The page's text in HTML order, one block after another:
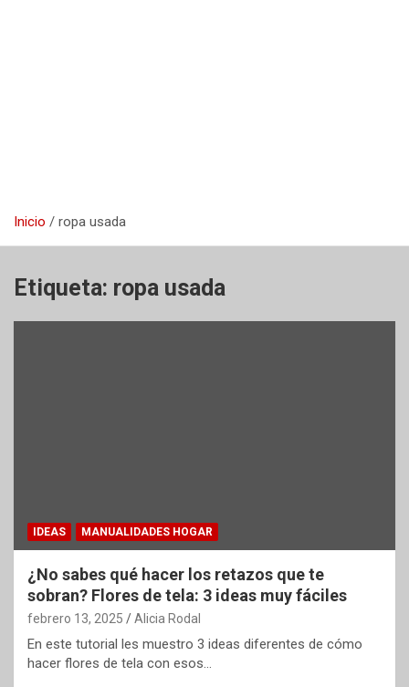
Inicio ropa usada
Etiqueta: ropa usada
IDEAS MANUALIDADES HOGAR
¿No sabes qué hacer los retazos que te
sobran? Flores de tela: 3 ideas muy fáciles
febrero 13, 2025 Alicia Rodal
En este tutorial les muestro 3 ideas diferentes de cómo
hacer flores de tela con esos…